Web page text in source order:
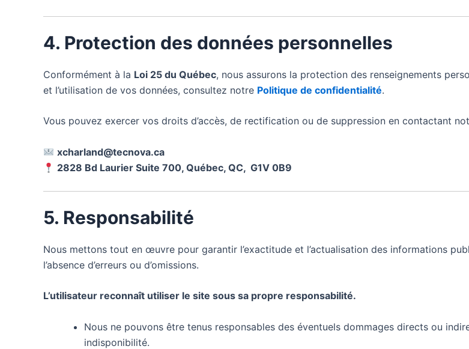
4. Protection des données personnelles
Conformément à la Loi 25 du Québec, nous assurons la protection des renseignements
et l’utilisation de vos données, consultez notre Politique de confidentialité.
Vous pouvez exercer vos droits d’accès, de rectification ou de suppression en contactant
xcharland@tecnova.ca
2828 Bd Laurier Suite 700, Québec, QC, G1V 0B9
5. Responsabilité
Nous mettons tout en œuvre pour garantir l’exactitude et l’actualisation des informations
l’absence d’erreurs ou d’omissions.
L’utilisateur reconnaît utiliser le site sous sa propre responsabilité.
Nous ne pouvons être tenus responsables des éventuels dommages directs ou
indisponibilité.